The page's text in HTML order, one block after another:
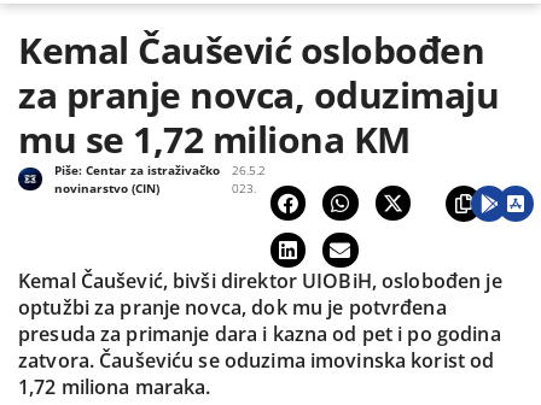
Kemal Čaušević oslobođen
za pranje novca, oduzimaju
mu se 1,72 miliona KM
26.5.2
023.
Piše:Centar za istraživačko
novinarstvo (CIN)
Kemal Čaušević, bivši direktor UIOBiH, oslobođen je
optužbi za pranje novca, dok mu je potvrđena
presuda za primanje dara i kazna od pet i po godina
zatvora. Čauševiću se oduzima imovinska korist od
1,72 miliona maraka.